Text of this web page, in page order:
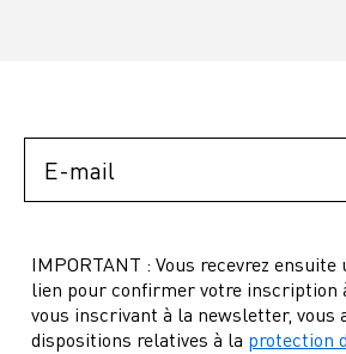
IMPORTANT : Vous recevrez ensuite
lien pour confirmer votre inscription
vous inscrivant à la newsletter, vous
dispositions relatives à la protection